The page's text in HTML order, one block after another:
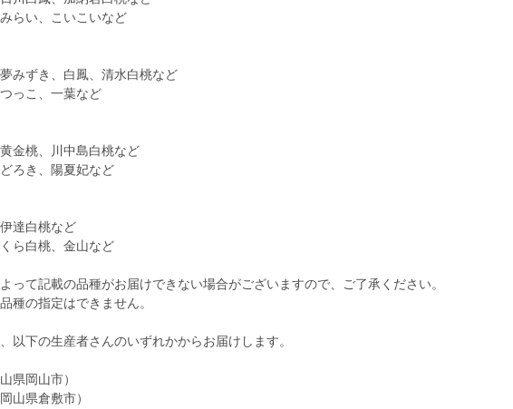
らい、こいこいなど
みずき、白鳳、清水白桃など
っこ、一葉など
金桃、川中島白桃など
ろき、陽夏妃など
達白桃など
ら白桃、金山など
って記載の品種がお届けできない場合がございますので、ご了承ください。
種の指定はできません。
以下の生産者さんのいずれかからお届けします。
県岡山市）
山県倉敷市）